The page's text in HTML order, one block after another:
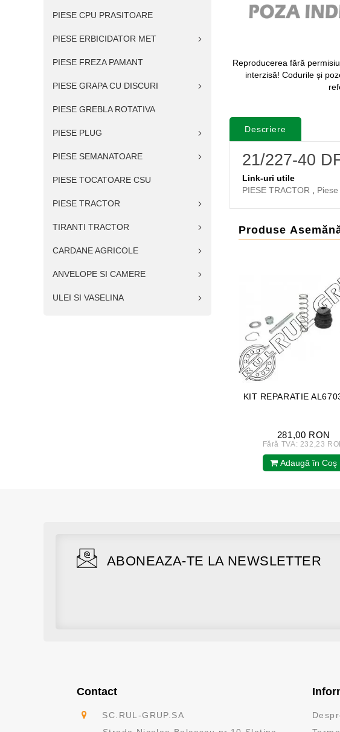
PIESE CPU PRASITOARE
PIESE ERBICIDATOR MET
PIESE FREZA PAMANT
PIESE GRAPA CU DISCURI
PIESE GREBLA ROTATIVA
PIESE PLUG
PIESE SEMANATOARE
PIESE TOCATOARE CSU
PIESE TRACTOR
TIRANTI TRACTOR
CARDANE AGRICOLE
ANVELOPE SI CAMERE
ULEI SI VASELINA
Reproducerea fără
interzisă! Codurile și
Descriere
21/227-40
Link-uri utile
PIESE TRACTOR
Produse
KIT REPARATIE
281,00 RON
Fără TVA: 232,23
Adaugă în Coş
ABONEAZA-TE LA NEWSLETTER
Contact
SC.RUL-GRUP.SA